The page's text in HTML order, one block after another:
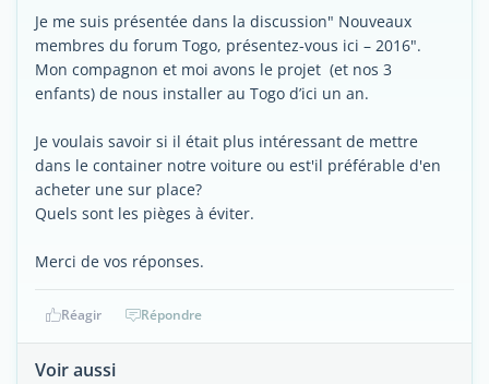
Je me suis présentée dans la discussion" Nouveaux
membres du forum Togo, présentez-vous ici – 2016".
Mon compagnon et moi avons le projet (et nos 3
enfants) de nous installer au Togo d’ici un an.
Je voulais savoir si il était plus intéressant de mettre
dans le container notre voiture ou est'il préférable d'en
acheter une sur place?
Quels sont les pièges à éviter.
Merci de vos réponses.
Réagir Répondre
Voir aussi